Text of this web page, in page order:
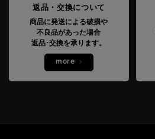
返品・交換について
商品に発送による破損や
不良品があった場合
返品･交換を承ります。
more